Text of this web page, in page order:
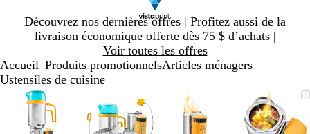
Découvrez nos dernières offres | Profitez aussi de la
livraison économique offerte dès 75 $ d’achats |
Voir toutes les offres
Diapositive
1
Accueil Produits promotionnelsArticles ménagers
Ustensiles de cuisine
Image
zoomable
Zoomé
à
minimum
Cliquez
pour
agrandir
Utilisez
les
touches
zoomable
à
minimum
pour
agrandir
les
touches
zoomable
à
minimum
pour
agrandir
les
touches
Image
Zoomé
à
Cliquez
pour
Utilisez
les
touches
Diapositive